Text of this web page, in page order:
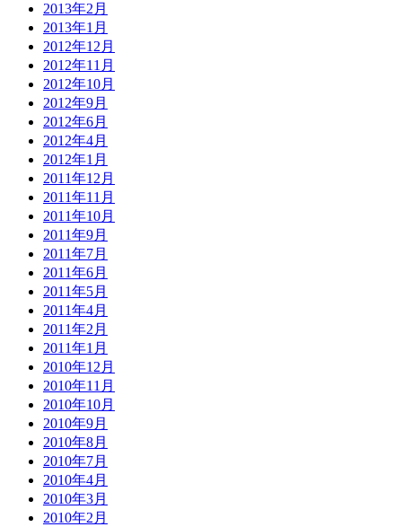
2013年2月
2013年1月
2012年12月
2012年11月
2012年10月
2012年9月
2012年6月
2012年4月
2012年1月
2011年12月
2011年11月
2011年10月
2011年9月
2011年7月
2011年6月
2011年5月
2011年4月
2011年2月
2011年1月
2010年12月
2010年11月
2010年10月
2010年9月
2010年8月
2010年7月
2010年4月
2010年3月
2010年2月